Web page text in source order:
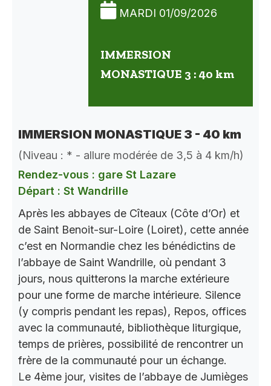
MARDI 01/09/2026
IMMERSION
MONASTIQUE 3 : 40 km
IMMERSION MONASTIQUE 3 - 40 km
(Niveau : * - allure modérée de 3,5 à 4 km/h)
Rendez-vous : gare St Lazare
Départ : St Wandrille
Après les abbayes de Cîteaux (Côte d’Or) et
de Saint Benoit-sur-Loire (Loiret), cette année
c’est en Normandie chez les bénédictins de
l’abbaye de Saint Wandrille, où pendant 3
jours, nous quitterons la marche extérieure
pour une forme de marche intérieure. Silence
(y compris pendant les repas), Repos, offices
avec la communauté, bibliothèque liturgique,
temps de prières, possibilité de rencontrer un
frère de la communauté pour un échange.
Le 4ème jour, visites de l’abbaye de Jumièges